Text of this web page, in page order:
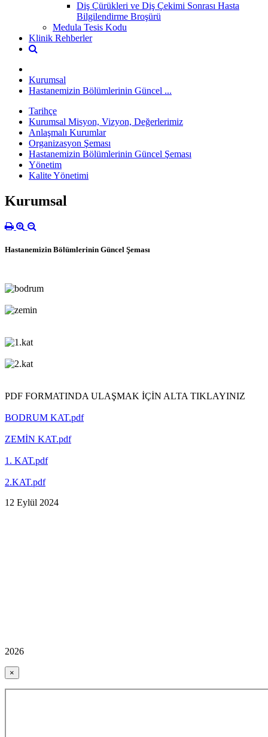
Diş Çürükleri ve Diş Çekimi Sonrası Hasta
Bilgilendirme Broşürü
Medula Tesis Kodu
Klinik Rehberler
Kurumsal
Hastanemizin Bölümlerinin Güncel ...
Tarihçe
Kurumsal Misyon, Vizyon, Değerlerimiz
Anlaşmalı Kurumlar
Organizasyon Şeması
Hastanemizin Bölümlerinin Güncel Şeması
Yönetim
Kalite Yönetimi
Kurumsal
Hastanemizin Bölümlerinin Güncel Şeması
PDF FORMATINDA ULAŞMAK İÇİN ALTA TIKLAYINIZ
BODRUM KAT.pdf
ZEMİN KAT.pdf
1. KAT.pdf
2.KAT.pdf
12 Eylül 2024
2026
×